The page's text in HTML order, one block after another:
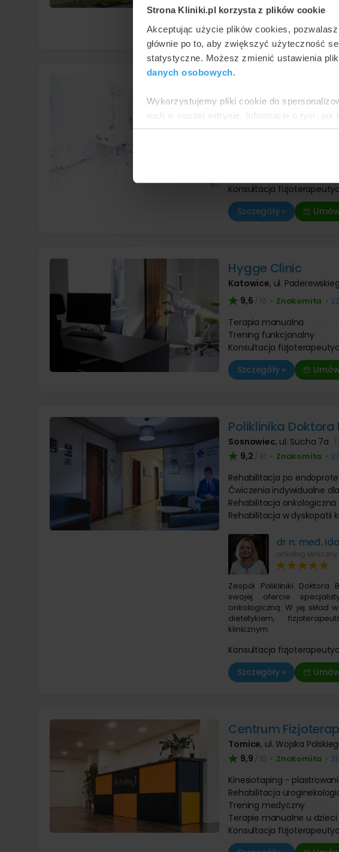
Strona Kliniki.pl korzysta z plików cookie
Akceptując użycie plików cookies,
głównie po to, aby zwiększyć użyteczność
statystyczne. Możesz zmienić ustawienia
danych osobowych.
Wykorzystujemy pliki cookie do
ruch w naszej witrynie. Informacje o tym, jak
reklamowym i analitycznym. Partnerzy
Konsultacja
Szczegóły »
Katowice ,ul. 3 Maja 34
9,5 / 10 • Znakomita •
Rehabilitacja w
Rehabilitacja w zmianach
Konsultacja
Szczegóły »
Hygge Clinic
Katowice, ul.
9,6 / 10 • Znakomita •
Terapia manualna
Trening funkcjonalny
Konsultacja
Szczegóły »
Poliklinika Doktora
Sosnowiec, ul. Sucha 7a
9,2 / 10 • Znakomita •
Rehabilitacja po
Ćwiczenia indywidualne
Rehabilitacja onkologiczna
Rehabilitacja w dyskopatii
dr n. med.
onkolog kliniczny
Zespół Polikliniki Doktora
swojej ofercie
onkologiczną. W jej skład
dietetykiem,
klinicznym.
Konsultacja
Szczegóły »
Centrum
Tomice, ul. Wojska
9,9 / 10 • Znakomita •
Kinesiotaping -
Rehabilitacja
Trening medyczny
Terapie manualne u
Konsultacja